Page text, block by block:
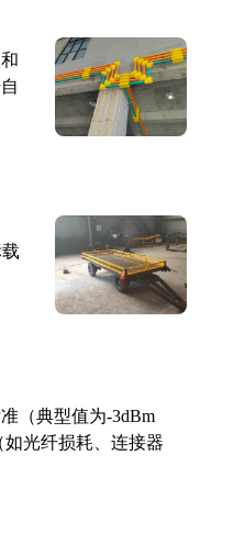
（典型值为-3dBm
光纤损耗、连接器